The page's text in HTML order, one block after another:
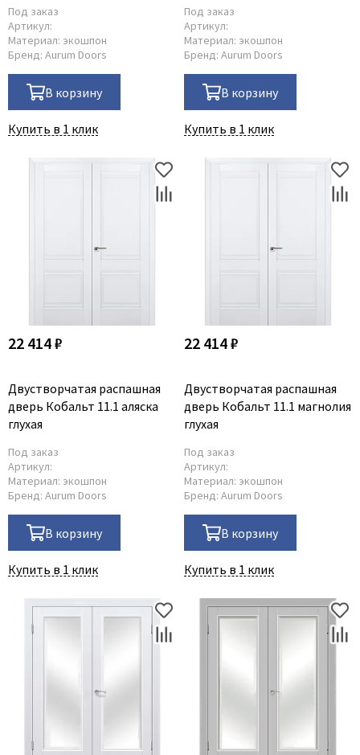
Под заказ
Артикул:
Материал: экошпон
Бренд: Aurum Doors
В корзину
Купить в 1 клик
Под заказ
Артикул:
Материал: экошпон
Бренд: Aurum Doors
В корзину
Купить в 1 клик
22 414 ₽
Двустворчатая распашная
дверь Кобальт 11.1 аляска
глухая
Под заказ
Артикул:
Материал: экошпон
Бренд: Aurum Doors
В корзину
Купить в 1 клик
22 414 ₽
Двустворчатая распашная
дверь Кобальт 11.1 магнолия
глухая
Под заказ
Артикул:
Материал: экошпон
Бренд: Aurum Doors
В корзину
Купить в 1 клик